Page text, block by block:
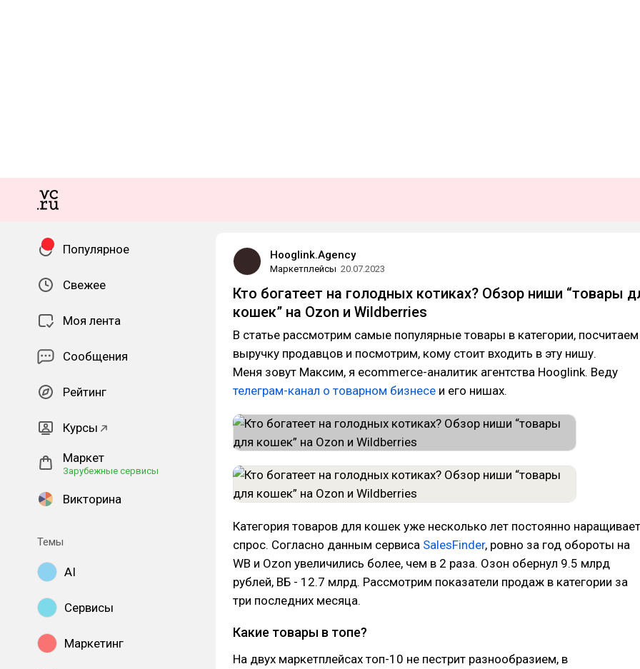
Популярное
Свежее
Моя лента
Сообщения
Рейтинг
Курсы
Маркет
Зарубежные сервисы
Викторина
Темы
AI
Сервисы
Маркетинг
Hooglink.Agency
Маркетплейсы 20.07.2023
Кто богатеет на голодных котиках? Обзор ниши “товары
кошек” на Ozon и Wildberries
В статье рассмотрим самые популярные товары в категории, посчитаем
выручку продавцов и посмотрим, кому стоит входить в эту нишу.
Меня зовут Максим, я ecommerce-аналитик агентства Hooglink. Веду
телеграм-канал о товарном бизнесе и его нишах.
Категория товаров для кошек уже несколько лет постоянно наращивает
спрос. Согласно данным сервиса SalesFinder, ровно за год обороты на
WB и Ozon увеличились более, чем в 2 раза. Озон обернул 9.5 млрд
рублей, ВБ - 12.7 млрд. Рассмотрим показатели продаж в категории за
три последних месяца.
Какие товары в топе?
На двух маркетплейсах топ-10 не пестрит разнообразием, в